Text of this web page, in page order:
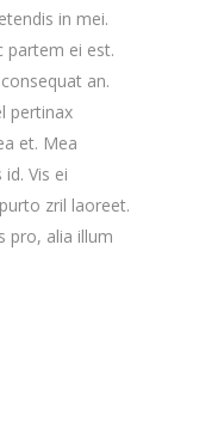
in mei.
partem ei est.
an.
pertinax
et. Mea
Vis ei
zril laoreet.
pro, alia illum